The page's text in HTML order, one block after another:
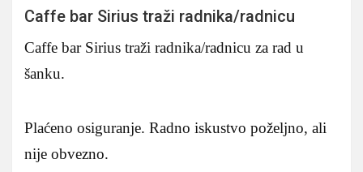
Caffe bar Sirius traži radnika/radnicu
Caffe bar Sirius traži radnika/radnicu za rad u
šanku.
Plaćeno osiguranje. Radno iskustvo poželjno, ali
nije obvezno.